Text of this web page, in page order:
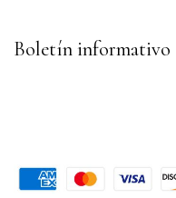
Boletín informativo